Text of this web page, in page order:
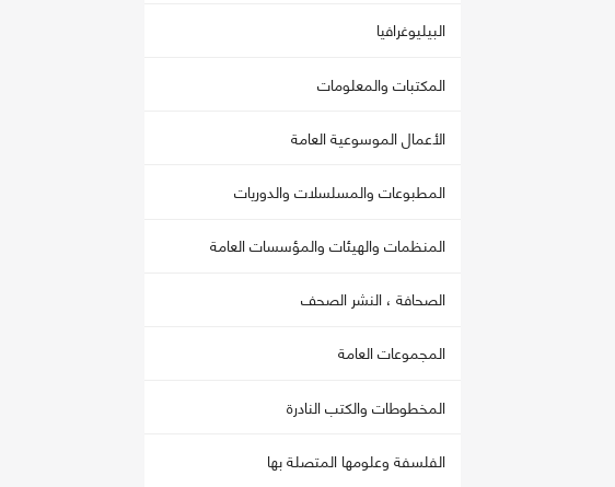
البيليوغرافيا
المكتبات والمعلومات
الأعمال الموسوعية العامة
المطبوعات والمسلسلات والدوريات
المنظمات والهيئات والمؤسسات العامة
الصحافة ، النشر الصحف
المجموعات العامة
المخطوطات والكتب النادرة
الفلسفة وعلومها المتصلة بها